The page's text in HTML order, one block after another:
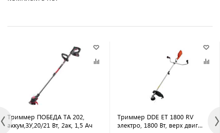
Триммер ПОБЕДА ТА 202,
аккум,ЗУ,20/21 Вт, 2ак, 1,5 Ач
Триммер DDE ET 1800 RV
электро, 1800 Вт, верх двиг